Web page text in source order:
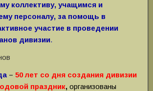
коллективу, учащимся и
персоналу, за помощь в
участие в проведении
дивизии.
– 50 лет со дня создания дивизии
праздник, организованы